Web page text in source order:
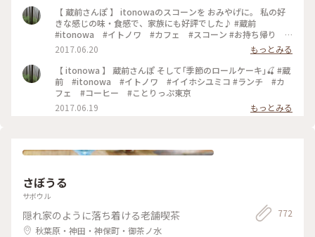
【 蔵前さんぽ 】 itonowaのスコーンを おみやげに。 私の好
きな感じの味・食感で、家族にも好評でした♪ #蔵前
#itonowa #イトノワ #カフェ #スコーン #お持ち帰り #
おみやげ
2017.06.20
もっとみる
【 itonowa 】 蔵前さんぽ そして｢季節のロールケーキ｣🍒 #蔵
前 #itonowa #イトノワ #イイホシユミコ #ランチ #カ
フェ #コーヒー #ことりっぷ東京
2017.06.19
もっとみる
さぼうる
サボウル
隠れ家のように落ち着ける老舗喫茶
秋葉原・神田・神保町・御茶ノ水
772